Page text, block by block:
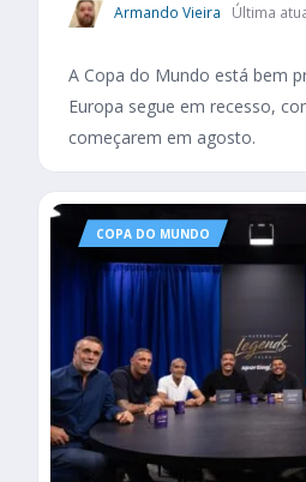
Armando Vieira Última
A Copa do Mundo está bem
Europa segue em recesso,
começarem em agosto.
COPA DO MUNDO